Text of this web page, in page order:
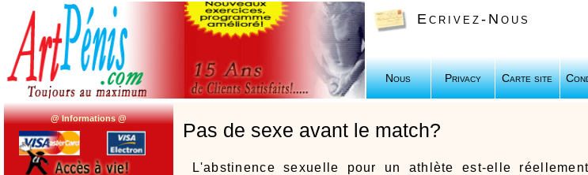
Ecrivez-Nous
Nous Privacy Carte site
@ Informations @
Pas de sexe avant le match?
L'abstinence sexuelle pour un athlète est-elle